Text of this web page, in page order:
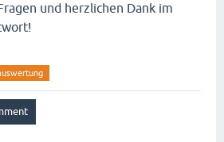
und herzlichen Dank im